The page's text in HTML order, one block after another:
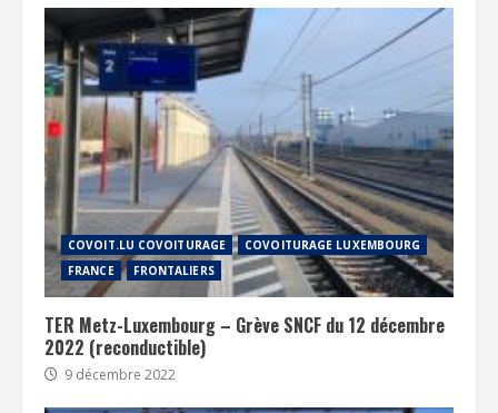
COVOIT.LU COVOITURAGE
COVOITURAGE LUXEMBOURG
FRANCE
FRONTALIERS
TER Metz-Luxembourg – Grève SNCF du 12 décembre
2022 (reconductible)
9 décembre 2022